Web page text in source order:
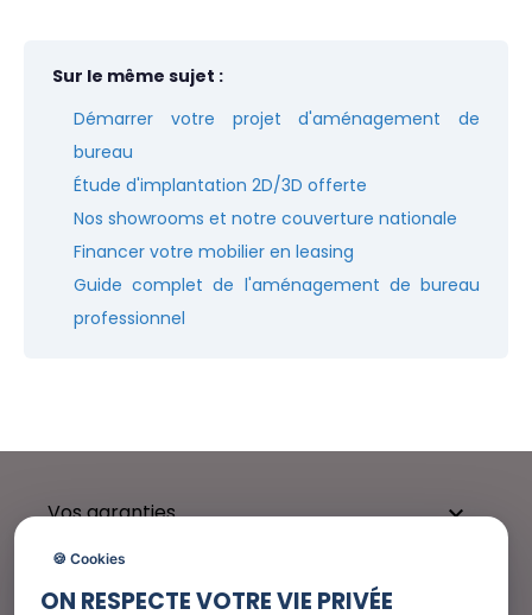
Sur le même sujet :
Démarrer votre projet d'aménagement de
bureau
Étude d'implantation 2D/3D offerte
Nos showrooms et notre couverture nationale
Financer votre mobilier en leasing
Guide complet de l'aménagement de bureau
professionnel
Vos garanties 
Besoin d'aide ?
🍪 Cookies
ON RESPECTE VOTRE VIE PRIVÉE